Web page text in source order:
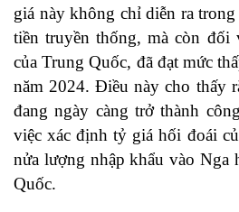
giá này không chỉ diễn ra
tiền truyền thống, mà còn đối
của Trung Quốc, đã đạt mức
năm 2024. Điều này cho thấy
đang ngày càng trở thành
việc xác định tỷ giá hối đoái
nửa lượng nhập khẩu vào Nga
Quốc.